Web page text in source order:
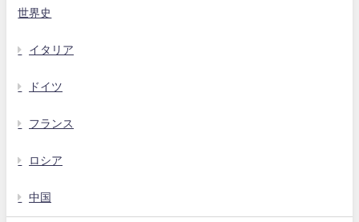
世界史
イタリア
ドイツ
フランス
ロシア
中国